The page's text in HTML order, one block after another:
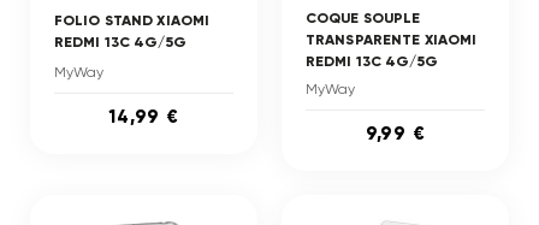
FOLIO STAND XIAOMI
REDMI 13C 4G/5G
MyWay
14,99 €
COQUE SOUPLE
TRANSPARENTE XIAOMI
REDMI 13C 4G/5G
MyWay
9,99 €